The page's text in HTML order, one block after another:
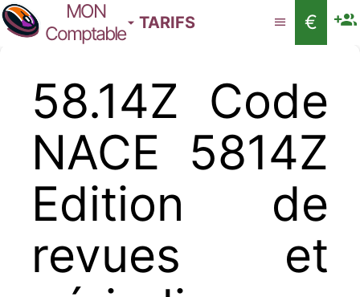
MON
Comptable
TARIFS €
58.14Z Code
NACE 5814Z
Edition de
revues et